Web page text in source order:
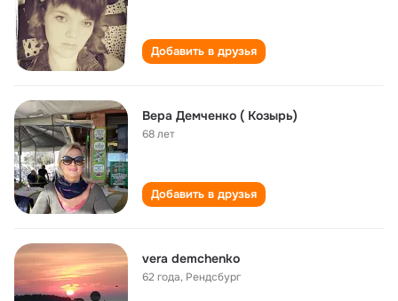
Добавить в друзья
Вера Демченко ( Козырь)
68 лет
Добавить в друзья
vera demchenko
62 года, Рендсбург